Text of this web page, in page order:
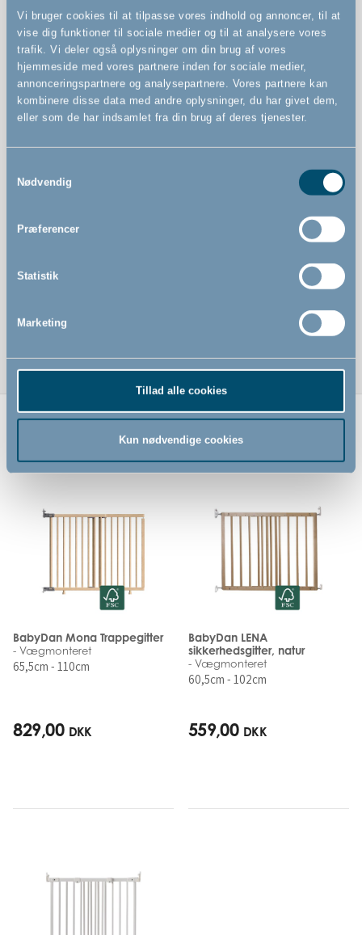
Vi bruger cookies til at tilpasse vores indhold og annoncer, til at
vise dig funktioner til sociale medier og til at analysere vores
trafik. Vi deler også oplysninger om din brug af vores
hjemmeside med vores partnere inden for sociale medier,
annonceringspartnere og analysepartnere. Vores partnere kan
kombinere disse data med andre oplysninger, du har givet dem,
eller som de har indsamlet fra din brug af deres tjenester.
Nødvendig
Præferencer
Statistik
Marketing
Tillad alle cookies
Kun nødvendige cookies
Features
Fleksible drejebeslag muliggør vinklet montering
Nem enhåndsbetjening
FSC®-certificeret sikkerhedsgitter (FSC-C130052)
Relaterede produkter
BabyDan Mona Trappegitter
- Vægmonteret
65,5cm - 110cm
829,00 DKK
BabyDan LENA
sikkerhedsgitter, natur
- Vægmonteret
60,5cm - 102cm
559,00 DKK